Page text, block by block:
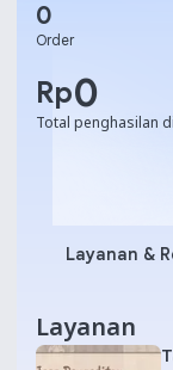
0
Order
Rp0
Total penghasilan
Chat
Layanan &
Layanan